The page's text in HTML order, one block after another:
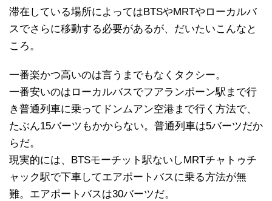
滞在している場所によってはBTSやMRTやローカルバ
スでさらに移動する必要があるが、だいたいこんなと
ころ。
一番楽かつ高いのは言うまでもなくタクシー。
一番安いのはローカルバスでフアランポーン駅まで行
き普通列車に乗ってドンムアン空港まで行く方法で、
たぶん15バーツもかからない。普通列車は5バーツだか
らだ。
現実的には、BTSモーチット駅ないしMRTチャトゥチ
ャック駅で下車してエアポートバスに乗る方法が無
難。エアポートバスは30バーツだ。